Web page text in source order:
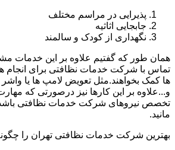
پذیرایی در مراسم مختلف
جابجایی اثاثیه
نگهداری از کودک و سالمند
همان طور که گفتیم علاوه بر این خدمات
تماس با شرکت خدمات نظافتی برای انجام
ها کمک بخواهند.مثل تعویض لامپ ها یا واشر
و...علاوه بر این کارها نیز درصورتی که
تخصص نیروهای شرکت خدمات نظافتی
مانید.
بهترین شرکت خدمات نظافتی تهران را